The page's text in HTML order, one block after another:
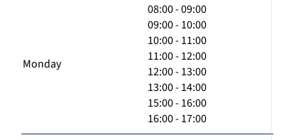
Monday
08:00 - 09:00
09:00 - 10:00
10:00 - 11:00
11:00 - 12:00
12:00 - 13:00
13:00 - 14:00
15:00 - 16:00
16:00 - 17:00